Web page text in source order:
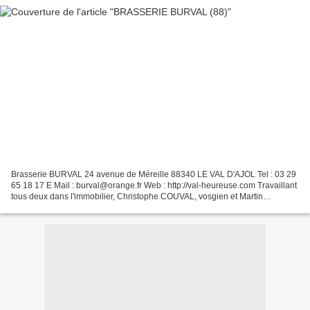
Brasserie BURVAL 24 avenue de Méreille 88340 LE VAL D'AJOL Tel : 03 29
65 18 17 E Mail : burval@orange.fr Web : http://val-heureuse.com Travaillant
tous deux dans l'immobilier, Christophe COUVAL, vosgien et Martin